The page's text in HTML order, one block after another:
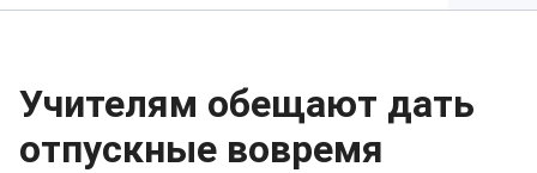
Учителям обещают дать
отпускные вовремя